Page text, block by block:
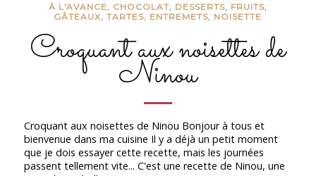
À L'AVANCE, CHOCOLAT, DESSERTS, FRUITS,
GÂTEAUX, TARTES, ENTREMETS, NOISETTE
Croquant aux noisettes de
Ninou
Croquant aux noisettes de Ninou Bonjour à tous et
bienvenue dans ma cuisine Il y a déjà un petit moment
que je dois essayer cette recette, mais les journées
passent tellement vite... C'est une recette de Ninou, une